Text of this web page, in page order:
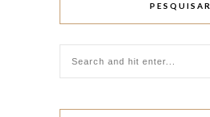
PESQUISAR